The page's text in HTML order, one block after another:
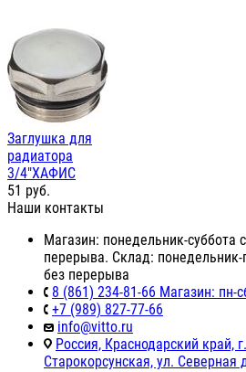
Заглушка для
радиатора
3/4"ХАФИС
51 руб.
Наши контакты
Магазин: понедельник-суббота
перерыва. Склад: понедельник-
без перерыва
8 (861) 234-81-66 Магазин: пн-
+7 (989) 827-77-66
info@vitto.ru
Россия, Краснодарский край,
Старокорсунская, ул. Северная